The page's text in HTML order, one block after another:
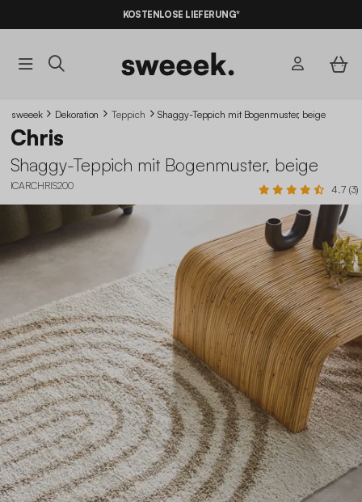
KOSTENLOSE LIEFERUNG*
sweeek Dekoration Teppich Shaggy-Teppich mit Bogenmuster, beige
Chris
Shaggy-Teppich mit Bogenmuster, beige
ICARCHRIS200 4.7 (3)